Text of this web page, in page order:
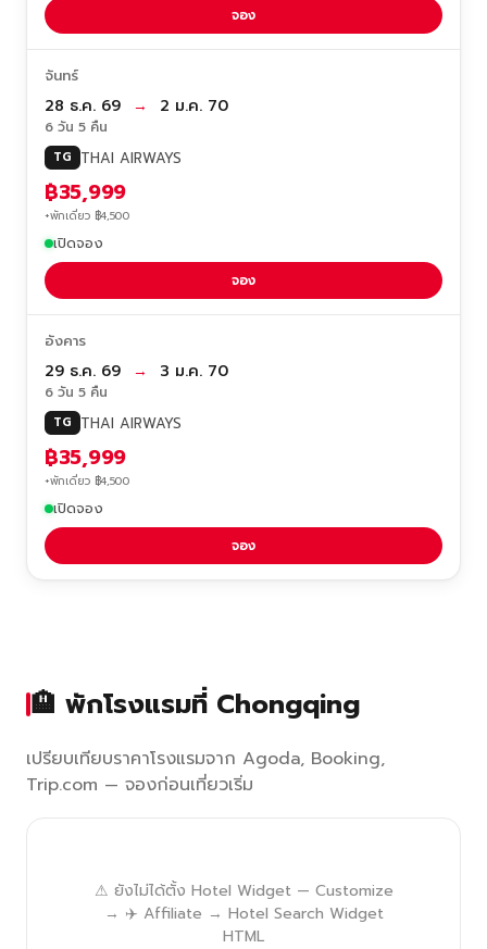
จอง
จันทร์
28 ธ.ค. 69 → 2 ม.ค. 70
6 วัน 5 คืน
TG THAI AIRWAYS
฿35,999
+พักเดี่ยว ฿4,500
เปิดจอง
จอง
อังคาร
29 ธ.ค. 69 → 3 ม.ค. 70
6 วัน 5 คืน
TG THAI AIRWAYS
฿35,999
+พักเดี่ยว ฿4,500
เปิดจอง
จอง
🏨 พักโรงแรมที่ Chongqing
เปรียบเทียบราคาโรงแรมจาก Agoda, Booking,
Trip.com — จองก่อนเที่ยวเริ่ม
⚠ ยังไม่ได้ตั้ง Hotel Widget — Customize
→ ✈️ Affiliate → Hotel Search Widget
HTML